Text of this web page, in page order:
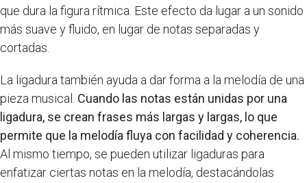
que dura la figura rítmica. Este efecto da lugar a un sonido
más suave y fluido, en lugar de notas separadas y
cortadas.
La ligadura también ayuda a dar forma a la melodía de una
pieza musical. Cuando las notas están unidas por una
ligadura, se crean frases más largas y largas, lo que
permite que la melodía fluya con facilidad y coherencia.
Al mismo tiempo, se pueden utilizar ligaduras para
enfatizar ciertas notas en la melodía, destacándolas